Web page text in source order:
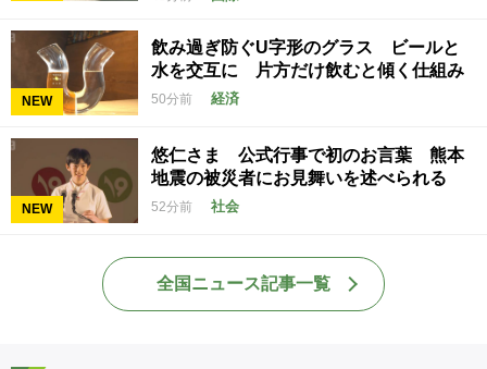
NEW
飲み過ぎ防ぐU字形のグラス ビールと
水を交互に 片方だけ飲むと傾く仕組み
50分前 経済
NEW
悠仁さま 公式行事で初のお言葉 熊本
地震の被災者にお見舞いを述べられる
52分前 社会
全国ニュース記事一覧